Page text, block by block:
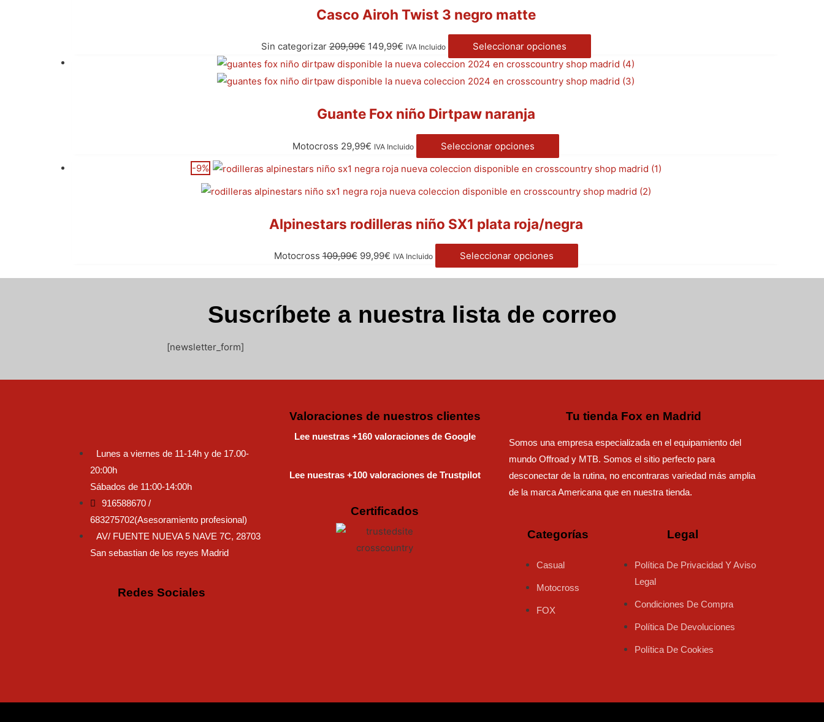
Casco Airoh Twist 3 negro matte
Sin categorizar209,99€ 149,99€ IVA Incluido Seleccionar opciones
Guante Fox niño Dirtpaw naranja
Motocross 29,99€ IVA Incluido Seleccionar opciones
-9%
Alpinestars rodilleras niño SX1 plata roja/negra
Motocross109,99€ 99,99€ IVA Incluido Seleccionar opciones
Suscríbete a nuestra lista de correo
[newsletter_form]
Lunes a viernes de 11-14h y de 17.00-
20:00h
Sábados de 11:00-14:00h
916588670 /
683275702(Asesoramiento profesional)
AV/ FUENTE NUEVA 5 NAVE 7C, 28703
San sebastian de los reyes Madrid
Redes Sociales
Valoraciones de nuestros clientes
Lee nuestras +160 valoraciones de Google
Lee nuestras +100 valoraciones de Trustpilot
Certificados
Tu tienda Fox en Madrid
Somos una empresa especializada en el equipamiento del
mundo Offroad y MTB. Somos el sitio perfecto para
desconectar de la rutina, no encontraras variedad más amplia
de la marca Americana que en nuestra tienda.
Categorías
Casual
Motocross
FOX
Legal
Política De Privacidad Y Aviso
Legal
Condiciones De Compra
Política De Devoluciones
Política De Cookies